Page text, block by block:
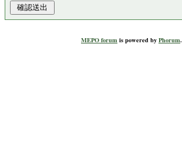
MEPO forumis powered byPhorum.